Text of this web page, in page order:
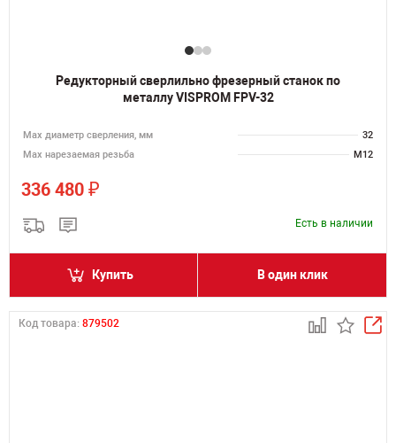
Редукторный сверлильно фрезерный станок по
металлу VISPROM FPV-32
Мах диаметр сверления, мм
32
Мах нарезаемая резьба
M12
336 480 ₽
Есть в наличии
Купить В один клик
Код товара: 879502